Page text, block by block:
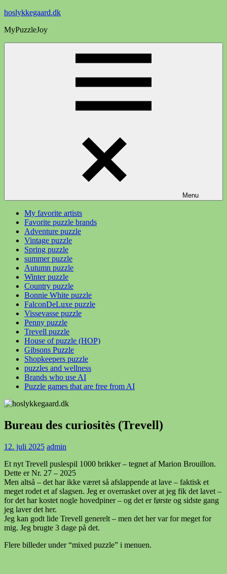
Videre
indhold
hoslykkegaard.dk
MyPuzzleJoy
Menu
My favorite artists
Favorite puzzle brands
Adventure puzzle
Vintage puzzle
Spring puzzle
summer puzzle
Autumn puzzle
Winter puzzle
Country puzzle
Bonnie White puzzle
FalconDeLuxe puzzle
Vissevasse puzzle
Penny puzzle
Trevell puzzle
House of puzzle (HOP)
Gibsons Puzzle
Shopkeepers puzzle
puzzles and wellness
Brands who use AI
Puzzle games that are free from AI
Bureau des curiositès (Trevell)
12. juli 2025 admin
Et nyt Trevell puslespil 1000 brikker – tegnet af Marion Brouillon.
Dette er Nr. 27 – 2025
Men altså – det har ikke været så afslappende at lave – faktisk et
meget rodet et af slagsen. Jeg er overrasket over at jeg fik det lavet –
for det har kostet nogle hovedpiner – og det er første og sidste gang
jeg laver det her.
Jeg kan godt lide Trevell generelt – men det her var for meget for
mig. Jeg brugte 3 dage på det.
Flere billeder under “mixed puzzle” i menuen.